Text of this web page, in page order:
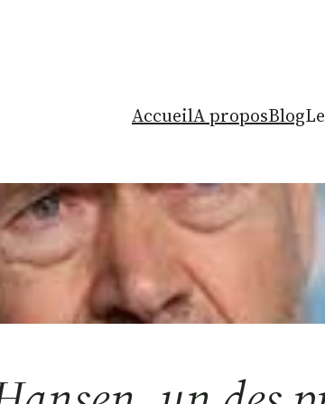
AccueilA proposBlog